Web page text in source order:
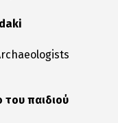
του παιδιού